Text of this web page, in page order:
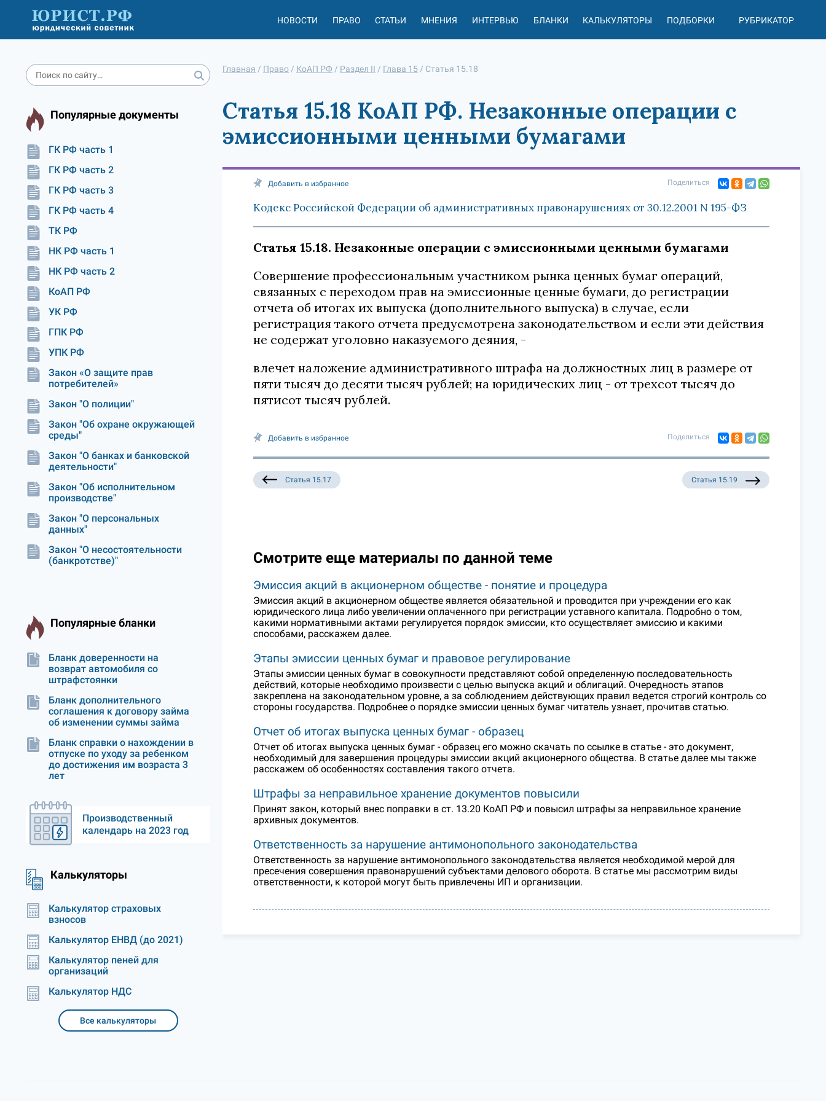
НОВОСТИ ПРАВО СТАТЬИ МНЕНИЯ ИНТЕРВЬЮ БЛАНКИ КАЛЬКУЛЯТОРЫ ПОДБОРКИ РУБРИКАТОР
Популярные документы
ГК РФ часть 1
ГК РФ часть 2
ГК РФ часть 3
ГК РФ часть 4
ТК РФ
НК РФ часть 1
НК РФ часть 2
КоАП РФ
УК РФ
ГПК РФ
УПК РФ
Закон «О защите прав
потребителей»
Закон "О полиции"
Закон "Об охране окружающей
среды"
Закон "О банках и банковской
деятельности"
Закон "Об исполнительном
производстве"
Закон "О персональных
данных"
Закон "О несостоятельности
(банкротстве)"
Популярные бланки
Бланк доверенности на
возврат автомобиля со
штрафстоянки
Бланк дополнительного
соглашения к договору займа
об изменении суммы займа
Бланк справки о нахождении в
отпуске по уходу за ребенком
до достижения им возраста 3
лет
Производственный
календарь на 2023 год
Калькуляторы
Калькулятор страховых
взносов
Калькулятор ЕНВД (до 2021)
Калькулятор пеней для
организаций
Калькулятор НДС
Все калькуляторы
Главная / Право / КоАП РФ / Раздел II / Глава 15 / Статья 15.18
Статья 15.18 КоАП РФ. Незаконные операции с
эмиссионными ценными бумагами
Добавить в избранное Поделиться
Кодекс Российской Федерации об административных правонарушениях от 30.12.2001 N 195-ФЗ
Статья 15.18. Незаконные операции с эмиссионными ценными бумагами
Совершение профессиональным участником рынка ценных бумаг операций,
связанных с переходом прав на эмиссионные ценные бумаги, до регистрации
отчета об итогах их выпуска (дополнительного выпуска) в случае, если
регистрация такого отчета предусмотрена законодательством и если эти действия
не содержат уголовно наказуемого деяния, -
влечет наложение административного штрафа на должностных лиц в размере от
пяти тысяч до десяти тысяч рублей; на юридических лиц - от трехсот тысяч до
пятисот тысяч рублей.
Добавить в избранное Поделиться
Статья 15.17 Статья 15.19
Смотрите еще материалы по данной теме
Эмиссия акций в акционерном обществе - понятие и процедура
Эмиссия акций в акционерном обществе является обязательной и проводится при учреждении его как
юридического лица либо увеличении оплаченного при регистрации уставного капитала. Подробно о том,
какими нормативными актами регулируется порядок эмиссии, кто осуществляет эмиссию и какими
способами, расскажем далее.
Этапы эмиссии ценных бумаг и правовое регулирование
Этапы эмиссии ценных бумаг в совокупности представляют собой определенную последовательность
действий, которые необходимо произвести с целью выпуска акций и облигаций. Очередность этапов
закреплена на законодательном уровне, а за соблюдением действующих правил ведется строгий контроль со
стороны государства. Подробнее о порядке эмиссии ценных бумаг читатель узнает, прочитав статью.
Отчет об итогах выпуска ценных бумаг - образец
Отчет об итогах выпуска ценных бумаг - образец его можно скачать по ссылке в статье - это документ,
необходимый для завершения процедуры эмиссии акций акционерного общества. В статье далее мы также
расскажем об особенностях составления такого отчета.
Штрафы за неправильное хранение документов повысили
Принят закон, который внес поправки в ст. 13.20 КоАП РФ и повысил штрафы за неправильное хранение
архивных документов.
Ответственность за нарушение антимонопольного законодательства
Ответственность за нарушение антимонопольного законодательства является необходимой мерой для
пресечения совершения правонарушений субъектами делового оборота. В статье мы рассмотрим виды
ответственности, к которой могут быть привлечены ИП и организации.